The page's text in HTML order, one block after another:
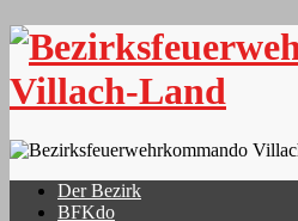
Skip
content
Der Bezirk
BFKdo